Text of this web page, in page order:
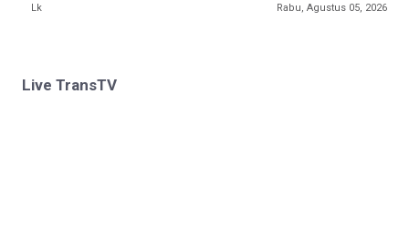
Lk Rabu, Agustus 05, 2026
Live TransTV